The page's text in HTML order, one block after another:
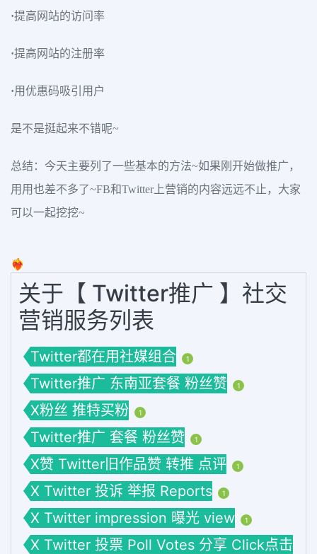
·提高网站的访问率
·提高网站的注册率
·用优惠码吸引用户
是不是挺起来不错呢~
总结：今天主要列了一些基本的方法~如果刚开始做推广，
用用也差不多了~FB和Twitter上营销的内容远远不止，大家
可以一起挖挖~
❤️‍🔥
关于【 Twitter推广 】社交
营销服务列表
Twitter都在用社媒组合 1
Twitter推广 东南亚套餐 粉丝赞 1
X粉丝 推特买粉 1
Twitter推广 套餐 粉丝赞 1
X赞 Twitter旧作品赞 转推 点评 1
X Twitter 投诉 举报 Reports 1
X Twitter impression 曝光 view 1
X Twitter 投票 Poll Votes 分享 Click点击